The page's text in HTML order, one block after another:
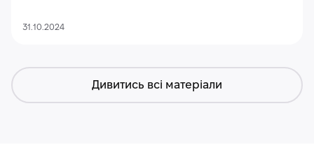
31.10.2024
Дивитись всі матеріали